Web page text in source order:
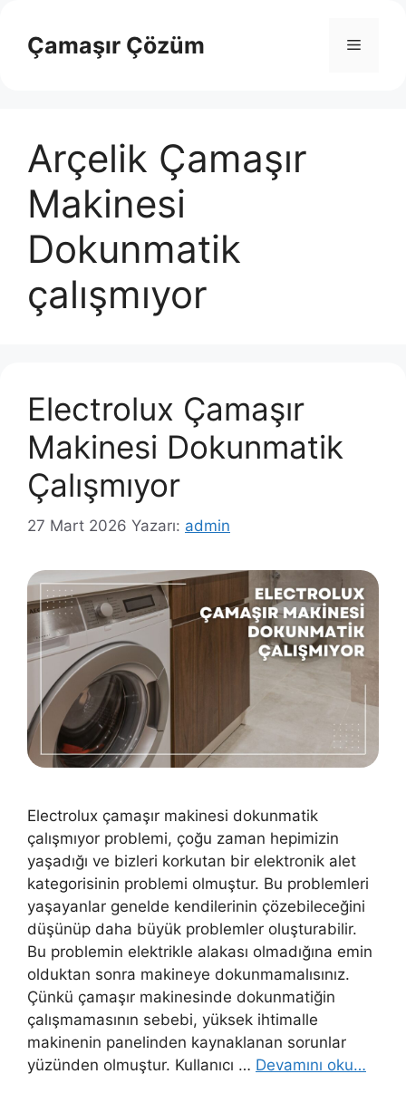
Çamaşır Çözüm Menü
Arçelik Çamaşır
Makinesi
Dokunmatik
çalışmıyor
Electrolux Çamaşır
Makinesi Dokunmatik
Çalışmıyor
27 Mart 2026 Yazarı: admin
Electrolux çamaşır makinesi dokunmatik
çalışmıyor problemi, çoğu zaman hepimizin
yaşadığı ve bizleri korkutan bir elektronik alet
kategorisinin problemi olmuştur. Bu problemleri
yaşayanlar genelde kendilerinin çözebileceğini
düşünüp daha büyük problemler oluşturabilir.
Bu problemin elektrikle alakası olmadığına emin
olduktan sonra makineye dokunmamalısınız.
Çünkü çamaşır makinesinde dokunmatiğin
çalışmamasının sebebi, yüksek ihtimalle
makinenin panelinden kaynaklanan sorunlar
yüzünden olmuştur. Kullanıcı … Devamını oku…